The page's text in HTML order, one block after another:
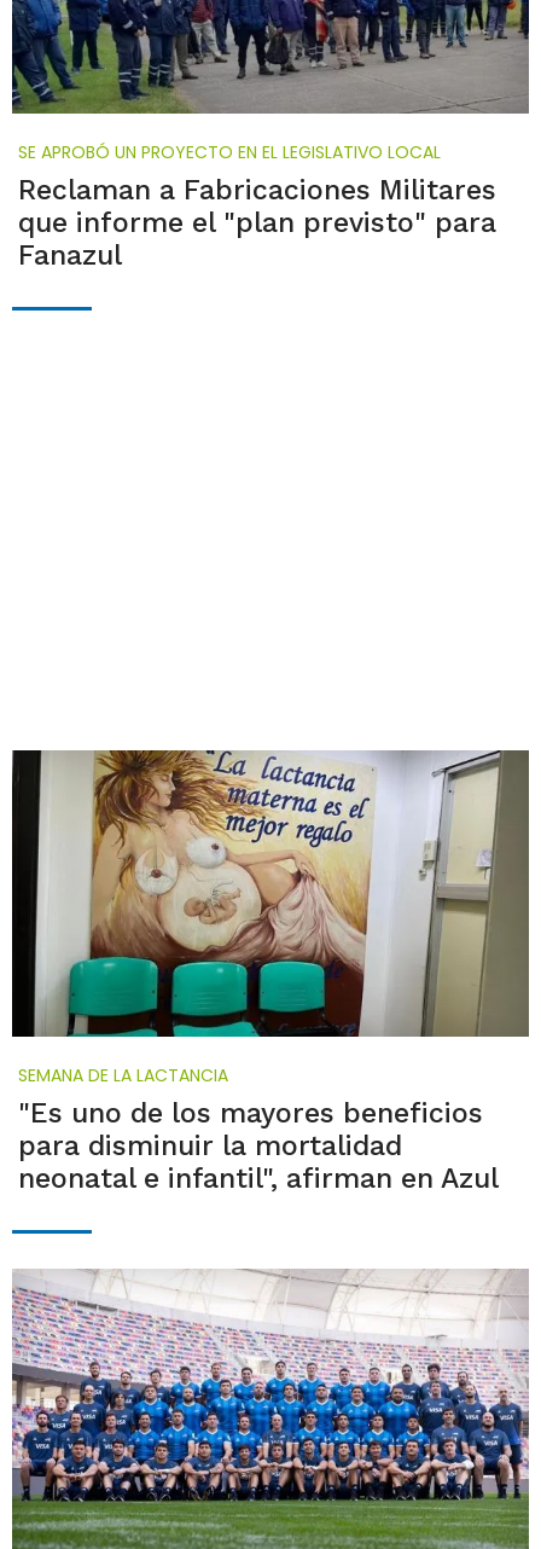
SE APROBÓ UN PROYECTO EN EL LEGISLATIVO LOCAL
Reclaman a Fabricaciones Militares
que informe el "plan previsto" para
Fanazul
SEMANA DE LA LACTANCIA
"Es uno de los mayores beneficios
para disminuir la mortalidad
neonatal e infantil", afirman en Azul